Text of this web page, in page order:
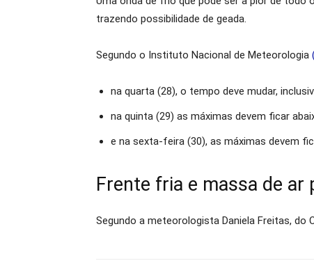
trazendo possibilidade de geada.
Segundo o Instituto Nacional de Meteorologia
na quarta (28), o tempo deve mudar,
na quinta (29) as máximas devem ficar
e na sexta-feira (30), as máximas devem
Frente fria e massa de ar
Segundo a meteorologista Daniela Freitas,